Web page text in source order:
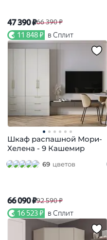
47 390 ₽66 390 ₽
11 848 ₽ в Сплит
Шкаф распашной Мори-
Хелена - 9 Кашемир
69 цветов
66 090 ₽92 590 ₽
16 523 ₽ в Сплит